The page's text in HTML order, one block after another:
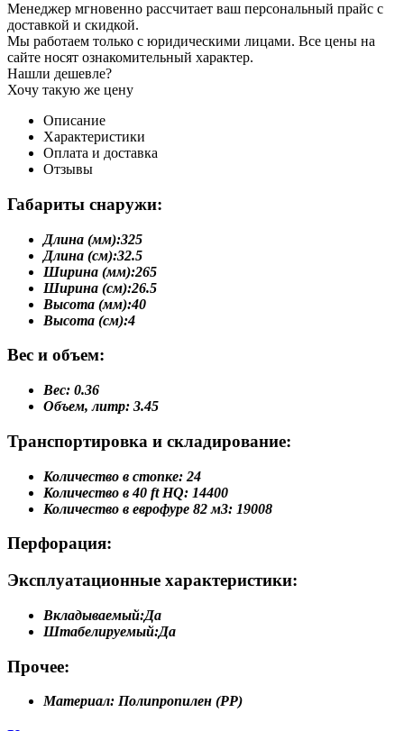
Менеджер мгновенно рассчитает ваш персональный прайс с
доставкой и скидкой.
Мы работаем только с юридическими лицами. Все цены на
сайте носят ознакомительный характер.
Нашли дешевле?
Хочу такую же цену
Описание
Характеристики
Оплата и доставка
Отзывы
Габариты снаружи:
Длина (мм):325
Длина (см):32.5
Ширина (мм):265
Ширина (см):26.5
Высота (мм):40
Высота (см):4
Вес и объем:
Вес: 0.36
Объем, литр: 3.45
Транспортировка и складирование:
Количество в стопке: 24
Количество в 40 ft HQ: 14400
Количество в еврофуре 82 м3: 19008
Перфорация:
Эксплуатационные характеристики:
Вкладываемый:Да
Штабелируемый:Да
Прочее:
Материал: Полипропилен (PP)